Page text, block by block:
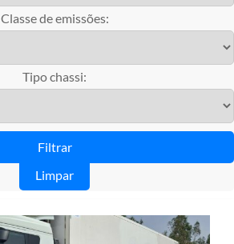
Classe de emissões:
Tipo chassi:
Limpar